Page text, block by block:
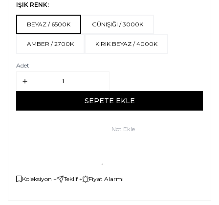
IŞIK RENK:
BEYAZ / 6500K GÜNIŞIĞI / 3000K
AMBER / 2700K KIRIK BEYAZ / 4000K
Adet
SEPETE EKLE
Not Ekle
Koleksiyon + Teklif + Fiyat Alarmı